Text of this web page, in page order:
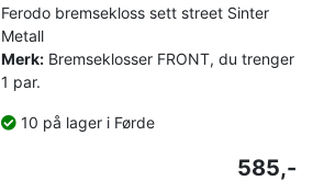
Ferodo bremsekloss sett street Sinter
Metall
Merk: Bremseklosser FRONT, du trenger
1 par.
10 på lager i Førde
585,-